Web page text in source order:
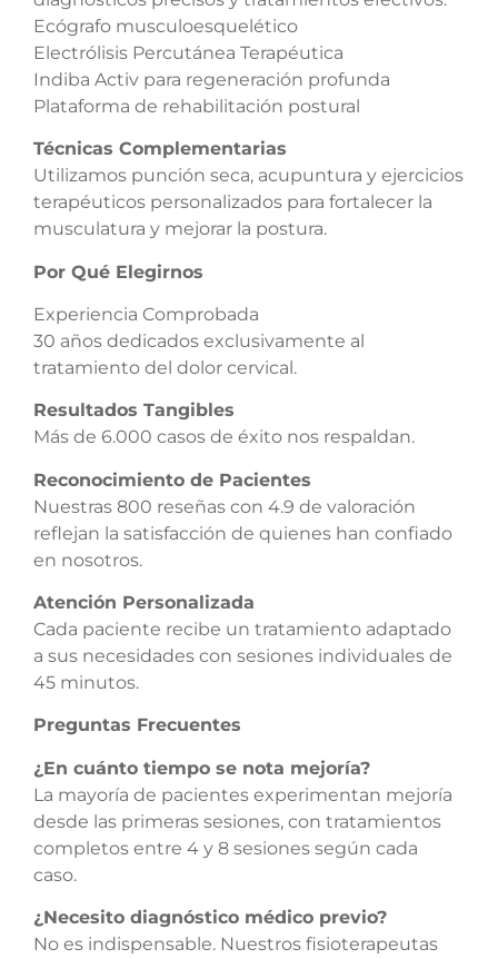
Ecógrafo musculoesquelético
Electrólisis Percutánea Terapéutica
Indiba Activ para regeneración profunda
Plataforma de rehabilitación postural
Técnicas Complementarias
Utilizamos punción seca, acupuntura y ejercicios
terapéuticos personalizados para fortalecer la
musculatura y mejorar la postura.
Por Qué Elegirnos
Experiencia Comprobada
30 años dedicados exclusivamente al
tratamiento del dolor cervical.
Resultados Tangibles
Más de 6.000 casos de éxito nos respaldan.
Reconocimiento de Pacientes
Nuestras 800 reseñas con 4.9 de valoración
reflejan la satisfacción de quienes han confiado
en nosotros.
Atención Personalizada
Cada paciente recibe un tratamiento adaptado
a sus necesidades con sesiones individuales de
45 minutos.
Preguntas Frecuentes
¿En cuánto tiempo se nota mejoría?
La mayoría de pacientes experimentan mejoría
desde las primeras sesiones, con tratamientos
completos entre 4 y 8 sesiones según cada
caso.
¿Necesito diagnóstico médico previo?
No es indispensable. Nuestros fisioterapeutas